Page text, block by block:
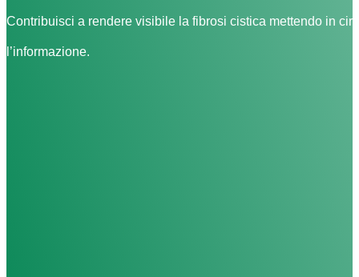
Contribuisci a rendere visibile la fibrosi cistica mettendo in
l’informazione.